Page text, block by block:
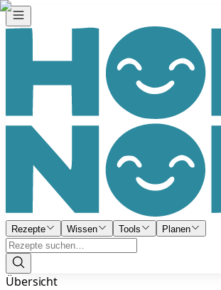
Rezepte Wissen Tools Planen
Übersicht